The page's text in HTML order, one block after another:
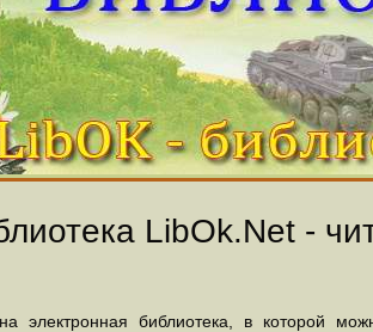
LibOk.Net -
электронная библиотека, в которой